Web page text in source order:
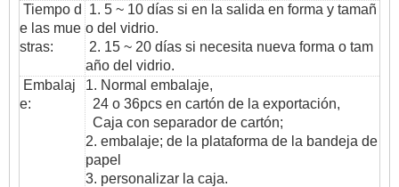
Tiempo d
e las mue
stras:
1. 5 ~ 10 días si en la salida en forma y tamañ
o del vidrio.
2. 15 ~ 20 días si necesita nueva forma o tam
año del vidrio.
Embalaj
e:
1. Normal embalaje,
24 o 36pcs en cartón de la exportación,
Caja con separador de cartón;
2. embalaje; de la plataforma de la bandeja de
papel
3. personalizar la caja.